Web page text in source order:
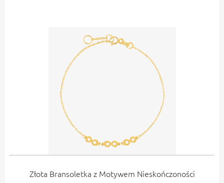
Złota Bransoletka z Motywem Nieskończoności